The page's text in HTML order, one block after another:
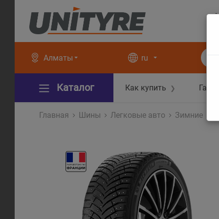
Алматы ru
Каталог Как купить ❯
Главная Шины Легковые авто Зимние